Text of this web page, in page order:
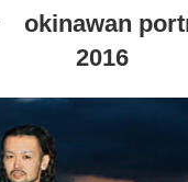
okinawan
2016